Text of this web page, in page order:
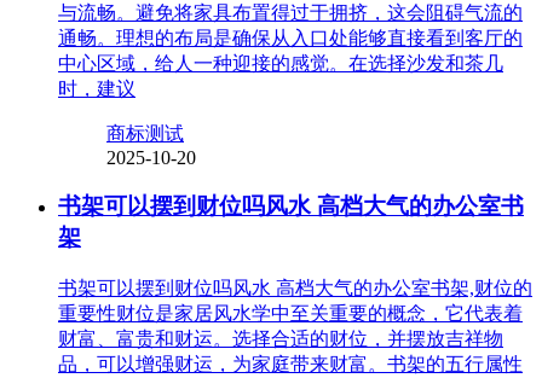
与流畅。避免将家具布置得过于拥挤，这会阻碍气流的
通畅。理想的布局是确保从入口处能够直接看到客厅的
中心区域，给人一种迎接的感觉。在选择沙发和茶几
时，建议
商标测试
2025-10-20
书架可以摆到财位吗风水 高档大气的办公室书
架
书架可以摆到财位吗风水 高档大气的办公室书架,财位的
重要性财位是家居风水学中至关重要的概念，它代表着
财富、富贵和财运。选择合适的财位，并摆放吉祥物
品，可以增强财运，为家庭带来财富。书架的五行属性